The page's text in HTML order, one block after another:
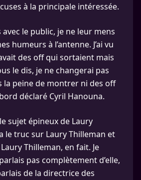
à la principale intéressée.
avec le public, je ne leur mens
humeurs à l’antenne. J’ai vu
des off qui sortaient mais
le dis, je ne changerai pas
la peine de montrer ni des off
déclaré Cyril Hanouna.
sujet épineux de Laury
le truc sur Laury Thilleman et
Thilleman, en fait. Je
pas complètement d’elle,
de la directrice des